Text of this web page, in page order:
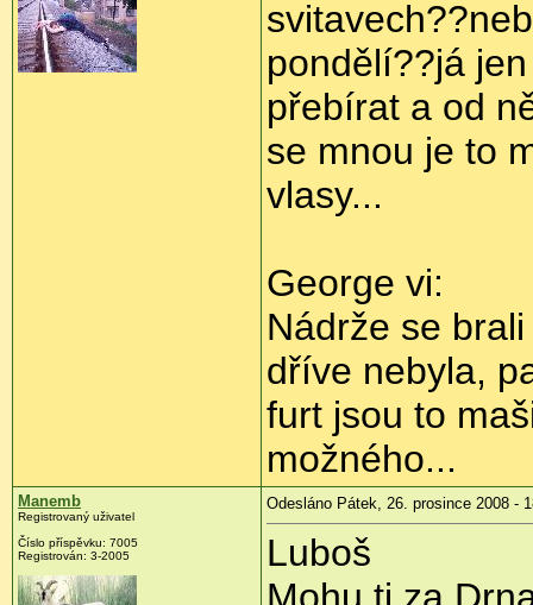
pondělí??já
přebírat a od
se mnou je to
vlasy...
George vi:
Nádrže se
dříve nebyla,
furt jsou to
možného...
Manemb
Registrovaný uživatel
Číslo příspěvku: 7005
Registrován: 3-2005
Odesláno Pátek, 26. prosince 2008 -
Luboš